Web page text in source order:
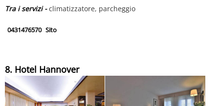
Tra i servizi -climatizzatore, parcheggio
0431476570 Sito
8. Hotel Hannover